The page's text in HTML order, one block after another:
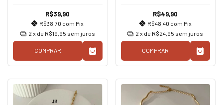
R$39,90
R$38,70 com Pix
2 x de R$19,95 sem juros
COMPRAR
R$49,90
R$48,40 com Pix
2 x de R$24,95 sem juros
COMPRAR